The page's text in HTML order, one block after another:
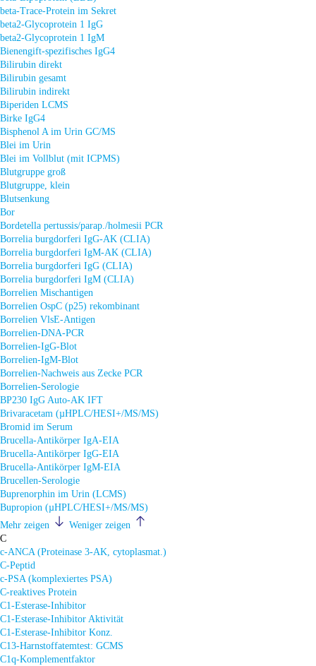
beta-Trace-Protein im Sekret
beta2-Glycoprotein 1 IgG
beta2-Glycoprotein 1 IgM
Bienengift-spezifisches IgG4
Bilirubin direkt
Bilirubin gesamt
Bilirubin indirekt
Biperiden LCMS
Birke IgG4
Bisphenol A im Urin GC/MS
Blei im Urin
Blei im Vollblut (mit ICPMS)
Blutgruppe groß
Blutgruppe, klein
Blutsenkung
Bor
Bordetella pertussis/parap./holmesii PCR
Borrelia burgdorferi IgG-AK (CLIA)
Borrelia burgdorferi IgM-AK (CLIA)
Borrelia burgdorferi IgG (CLIA)
Borrelia burgdorferi IgM (CLIA)
Borrelien Mischantigen
Borrelien OspC (p25) rekombinant
Borrelien VlsE-Antigen
Borrelien-DNA-PCR
Borrelien-IgG-Blot
Borrelien-IgM-Blot
Borrelien-Nachweis aus Zecke PCR
Borrelien-Serologie
BP230 IgG Auto-AK IFT
Brivaracetam (µHPLC/HESI+/MS/MS)
Bromid im Serum
Brucella-Antikörper IgA-EIA
Brucella-Antikörper IgG-EIA
Brucella-Antikörper IgM-EIA
Brucellen-Serologie
Buprenorphin im Urin (LCMS)
Bupropion (µHPLC/HESI+/MS/MS)
Mehr zeigen
Weniger zeigen
C
c-ANCA (Proteinase 3-AK, cytoplasmat.)
C-Peptid
c-PSA (komplexiertes PSA)
C-reaktives Protein
C1-Esterase-Inhibitor
C1-Esterase-Inhibitor Aktivität
C1-Esterase-Inhibitor Konz.
C13-Harnstoffatemtest: GCMS
C1q-Komplementfaktor